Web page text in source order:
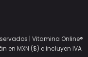
| Vitamina Online®
en MXN ($) e incluyen IVA